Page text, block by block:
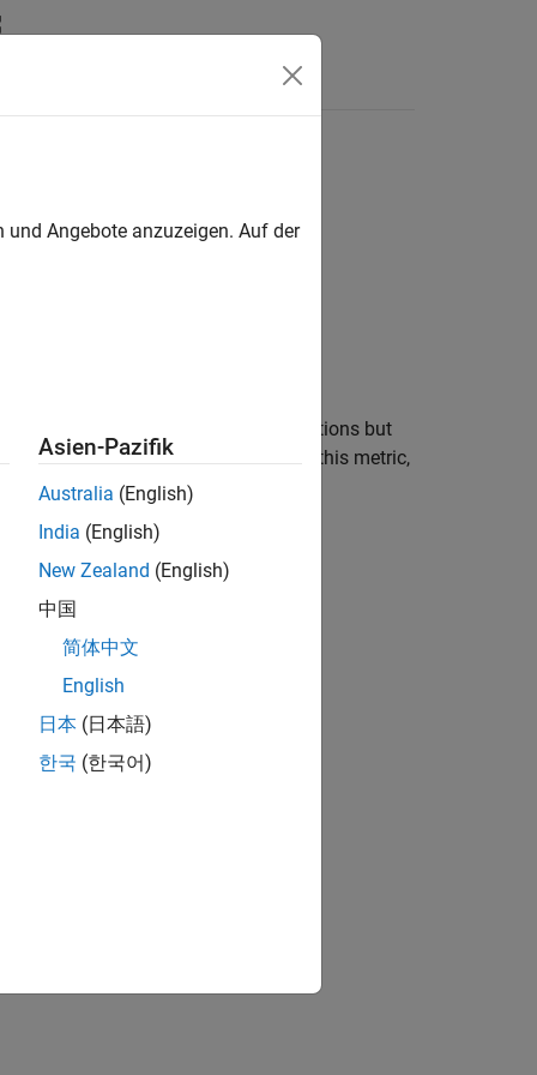
identical block types and connections but
®Check™. To collect data for this metric,
.
models.
Angebote anzuzeigen. Auf der
Asien-Pazifik
Australia (English)
India (English)
New Zealand (English)
中国
简体中文
English
日本 (日本語)
한국 (한국어)